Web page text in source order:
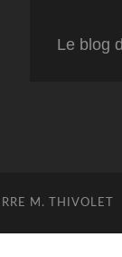
Le blog
M. THIVOLET